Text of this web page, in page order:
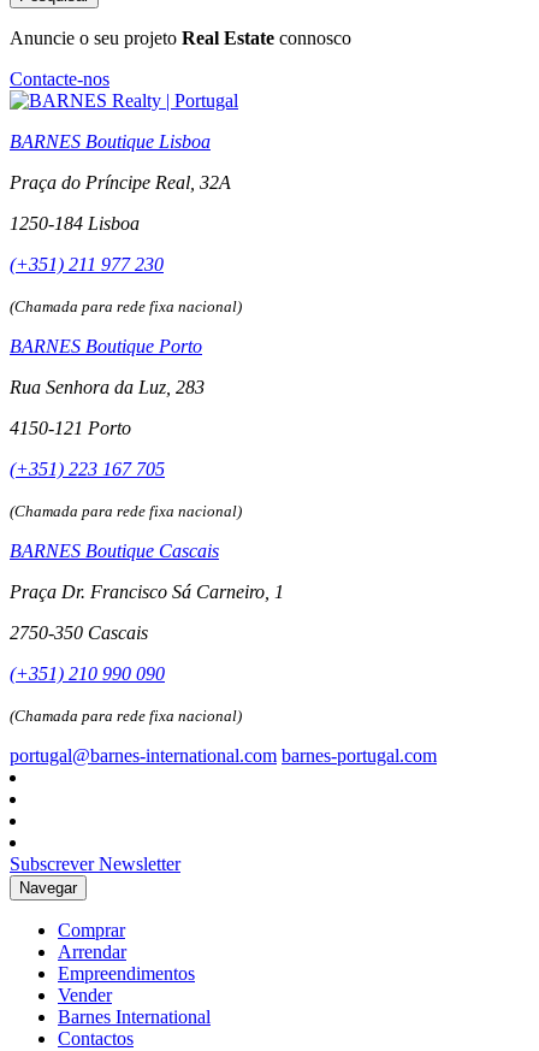
Anuncie o seu projeto Real Estate connosco
Contacte-nos
BARNES Boutique Lisboa
Praça do Príncipe Real, 32A
1250-184 Lisboa
(+351) 211 977 230
(Chamada para rede fixa nacional)
BARNES Boutique Porto
Rua Senhora da Luz, 283
4150-121 Porto
(+351) 223 167 705
(Chamada para rede fixa nacional)
BARNES Boutique Cascais
Praça Dr. Francisco Sá Carneiro, 1
2750-350 Cascais
(+351) 210 990 090
(Chamada para rede fixa nacional)
portugal@barnes-international.com barnes-portugal.com
Subscrever Newsletter
Navegar
Comprar
Arrendar
Empreendimentos
Vender
Barnes International
Contactos